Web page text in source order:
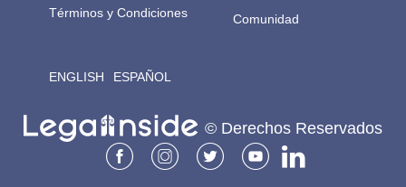
Términos y Condiciones
ENGLISH ESPAÑOL
Comunidad
© Derechos Reservados